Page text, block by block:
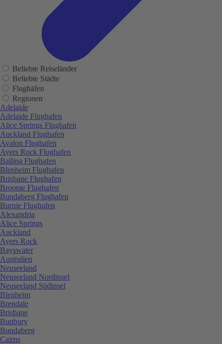
Beliebte Reiseländer
Beliebte Städte
Flughäfen
Regionen
Adelaide
Adelaide Flughafen
Alice Springs Flughafen
Auckland Flughafen
Avalon Flughafen
Ayers Rock Flughafen
Ballina Flughafen
Blenheim Flughafen
Brisbane Flughafen
Broome Flughafen
Bundaberg Flughafen
Burnie Flughafen
Alexandria
Alice Springs
Auckland
Ayers Rock
Bayswater
Australien
Neuseeland
Neuseeland Nordinsel
Neuseeland Südinsel
Blenheim
Brendale
Brisbane
Bunbury
Bundaberg
Cairns